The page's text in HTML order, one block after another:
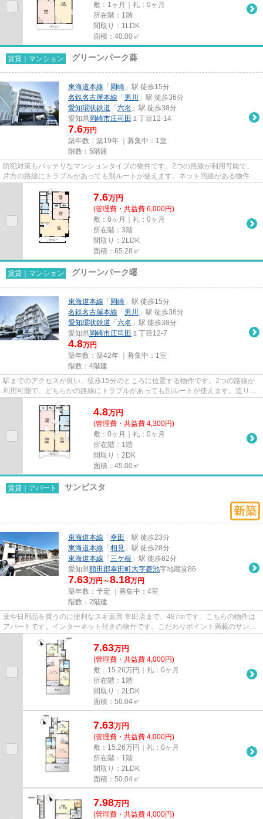
敷：1ヶ月｜礼：0ヶ月
所在階：1階
間取り：1LDK
面積：40.00㎡
賃貸｜マンション グリーンパーク葵
東海道本線 「 岡崎 」駅 徒歩15分
名鉄名古屋本線 「 男川
」駅 徒歩36分
愛知環状鉄道 「 六名 」駅 徒歩38分
愛知県岡崎市庄司田 １丁目12-14
7.6万円
築年数：築19年 ｜募集中： 1室
階数：5階建
防犯対策もバッチリなマンションタイプの物件です。2つの路線が利用可能で、
片方の路線にトラブルがあっても別ルートが使えます。ネット回線がある物件で
す。こだわりポイント満載のグ...
7.6万円
(管理費・共益費 6,000円)
敷：0ヶ月｜礼：0ヶ月
所在階：3階
間取り：2LDK
面積：65.28㎡
賃貸｜マンション グリーンパーク曙
東海道本線 「 岡崎 」駅 徒歩15分
名鉄名古屋本線 「 男川
」駅 徒歩36分
愛知環状鉄道 「 六名 」駅 徒歩38分
愛知県岡崎市庄司田 １丁目12-7
4.8万円
築年数：築42年 ｜募集中： 1室
階数：4階建
駅までのアクセスが良い、徒歩15分のところに位置する物件です。2つの路線が
利用可能で、どちらかの路線にトラブルがあっても別ルートが使えます。造りと
デザインに関して、自信をもっ...
4.8万円
(管理費・共益費 4,300円)
敷：0ヶ月｜礼：0ヶ月
所在階：1階
間取り：2DK
面積：45.00㎡
賃貸｜アパート サンビスタ
東海道本線 「 幸田 」駅 徒歩23分
東海道本線 「 相見 」駅 徒歩28分
東海道本線 「 三ケ根 」駅 徒歩62分
愛知県額田郡幸田町大字菱池字地蔵堂86
7.63万円～8.18万円
築年数：予定 ｜募集中： 4室
階数：2階建
薬や日用品を買うのに便利なスギ薬局 幸田店まで、487mです。こちらの物件は
アパートです。インターネット付きの物件です。こだわりポイント満載のサンビ
スタ。数多くの物件をご用意し...
7.63万円
(管理費・共益費 4,000円)
敷：15.26万円｜礼：0ヶ月
所在階：1階
間取り：2LDK
面積：50.04㎡
7.63万円
(管理費・共益費 4,000円)
敷：15.26万円｜礼：0ヶ月
所在階：1階
間取り：2LDK
面積：50.04㎡
7.98万円
(管理費・共益費 4,000円)